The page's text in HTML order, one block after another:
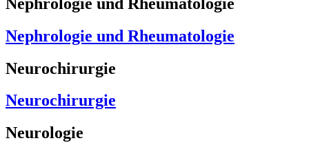
Nephrologie und Rheumatologie
Neurochirurgie
Neurochirurgie
Neurologie